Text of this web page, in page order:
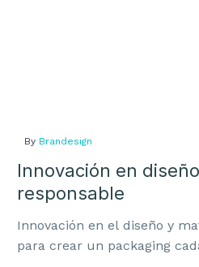
By Brandesign
Innovación en
responsable
Innovación en el diseño y
para crear un packaging